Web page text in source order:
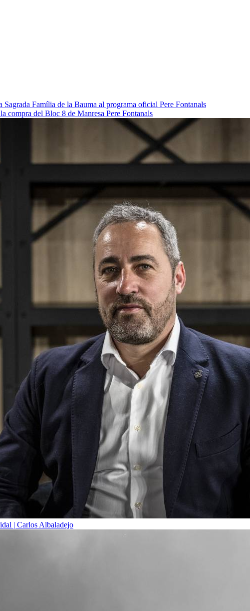
Família de la Bauma al programa oficial Pere Fontanals
compra del Bloc 8 de Manresa Pere Fontanals
| Carlos Albaladejo